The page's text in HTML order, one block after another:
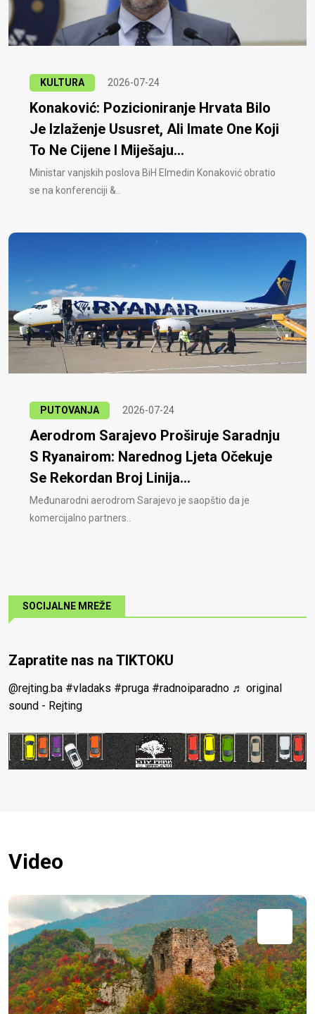
KULTURA 2026-07-24
Konaković: Pozicioniranje Hrvata Bilo
Je Izlaženje Ususret, Ali Imate One Koji
To Ne Cijene I Miješaju...
Ministar vanjskih poslova BiH Elmedin Konaković obratio
se na konferenciji &..
PUTOVANJA 2026-07-24
Aerodrom Sarajevo Proširuje Saradnju
S Ryanairom: Narednog Ljeta Očekuje
Se Rekordan Broj Linija...
Međunarodni aerodrom Sarajevo je saopštio da je
komercijalno partners..
SOCIJALNE MREŽE
Zapratite nas na TIKTOKU
@rejting.ba #vladaks #pruga #radnoiparadno ♬ original
sound - Rejting
Video